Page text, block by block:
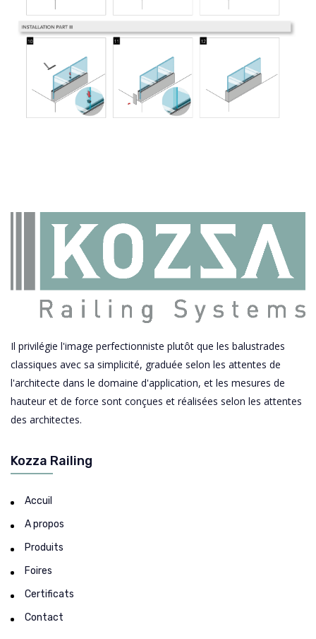
Il privilégie l'image perfectionniste plutôt que les balustrades
classiques avec sa simplicité, graduée selon les attentes de
l'architecte dans le domaine d'application, et les mesures de
hauteur et de force sont conçues et réalisées selon les attentes
des architectes.
Kozza Railing
Accuil
A propos
Produits
Foires
Certificats
Contact